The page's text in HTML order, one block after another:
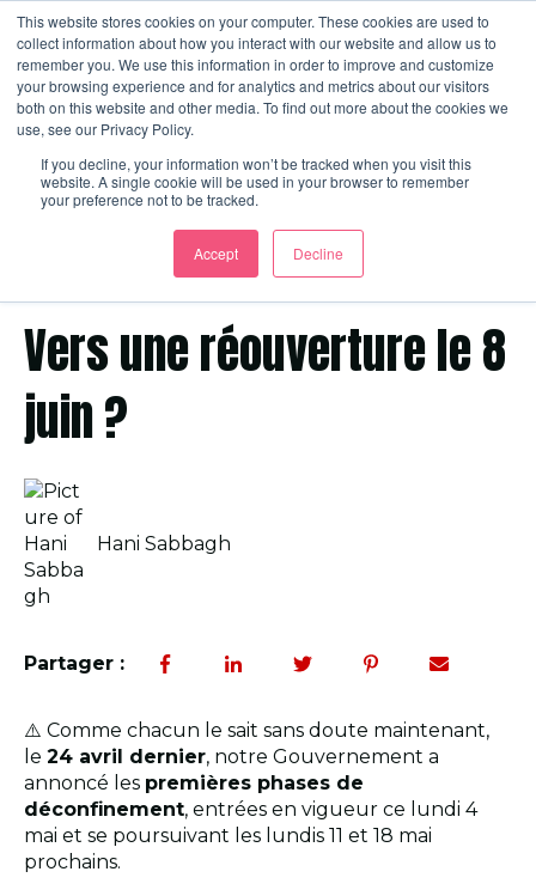
This website stores cookies on your computer. These cookies are used to
collect information about how you interact with our website and allow us to
remember you. We use this information in order to improve and customize
your browsing experience and for analytics and metrics about our visitors
both on this website and other media. To find out more about the cookies we
use, see our Privacy Policy.
If you decline, your information won’t be tracked when you visit this
website. A single cookie will be used in your browser to remember
your preference not to be tracked.
Accept Decline
Vers une réouverture le 8
juin ?
Hani Sabbagh
Partager :
⚠️ Comme chacun le sait sans doute maintenant,
le 24 avril dernier, notre Gouvernement a
annoncé les premières phases de
déconfinement, entrées en vigueur ce lundi 4
mai et se poursuivant les lundis 11 et 18 mai
prochains.